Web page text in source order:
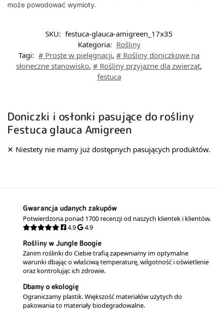
może powodować wymioty.
SKU: festuca-glauca-amigreen_17x35
Kategoria: Rośliny
Tagi: # Proste w pielęgnacji, # Rośliny doniczkowe na
słoneczne stanowisko, # Rośliny przyjazne dla zwierząt,
festuca
Doniczki i osłonki pasujące do rośliny
Festuca glauca Amigreen
Gwarancja udanych zakupów
Potwierdzona ponad 1700 recenzji od naszych klientek i klientów.
4.9
4.9
Rośliny w Jungle Boogie
Zanim roślinki do Ciebie trafią zapewniamy im optymalne
warunki dbając o właściwą temperaturę, wilgotność i oświetlenie
oraz kontrolując ich zdrowie.
Dbamy o ekologię
Ograniczamy plastik. Większość materiałów użytych do
pakowania to materiały biodegradowalne.